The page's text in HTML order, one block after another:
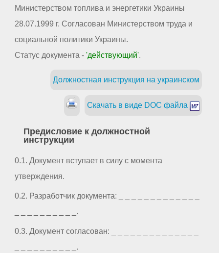
Министерством топлива и энергетики Украины
28.07.1999 г. Согласован Министерством труда и
социальной политики Украины.
Статус документа - 'действующий'.
Должностная инструкция на украинском
Скачать в виде DOC файла
Предисловие к должностной
инструкции
0.1. Документ вступает в силу с момента
утверждения.
0.2. Разработчик документа: _ _ _ _ _ _ _ _ _ _ _ _ _
_ _ _ _ _ _ _ _ _ _.
0.3. Документ согласован: _ _ _ _ _ _ _ _ _ _ _ _ _ _
_ _ _ _ _ _ _ _ _ _.